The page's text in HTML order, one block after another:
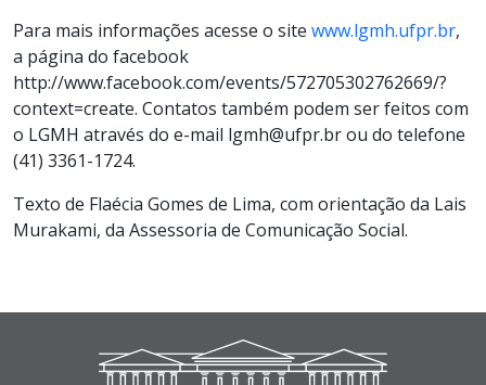
Para mais informações acesse o site www.lgmh.ufpr.br,
a página do facebook
http://www.facebook.com/events/572705302762669/?
context=create. Contatos também podem ser feitos com
o LGMH através do e-mail lgmh@ufpr.br ou do telefone
(41) 3361-1724.
Texto de Flaécia Gomes de Lima, com orientação da Lais
Murakami, da Assessoria de Comunicação Social.